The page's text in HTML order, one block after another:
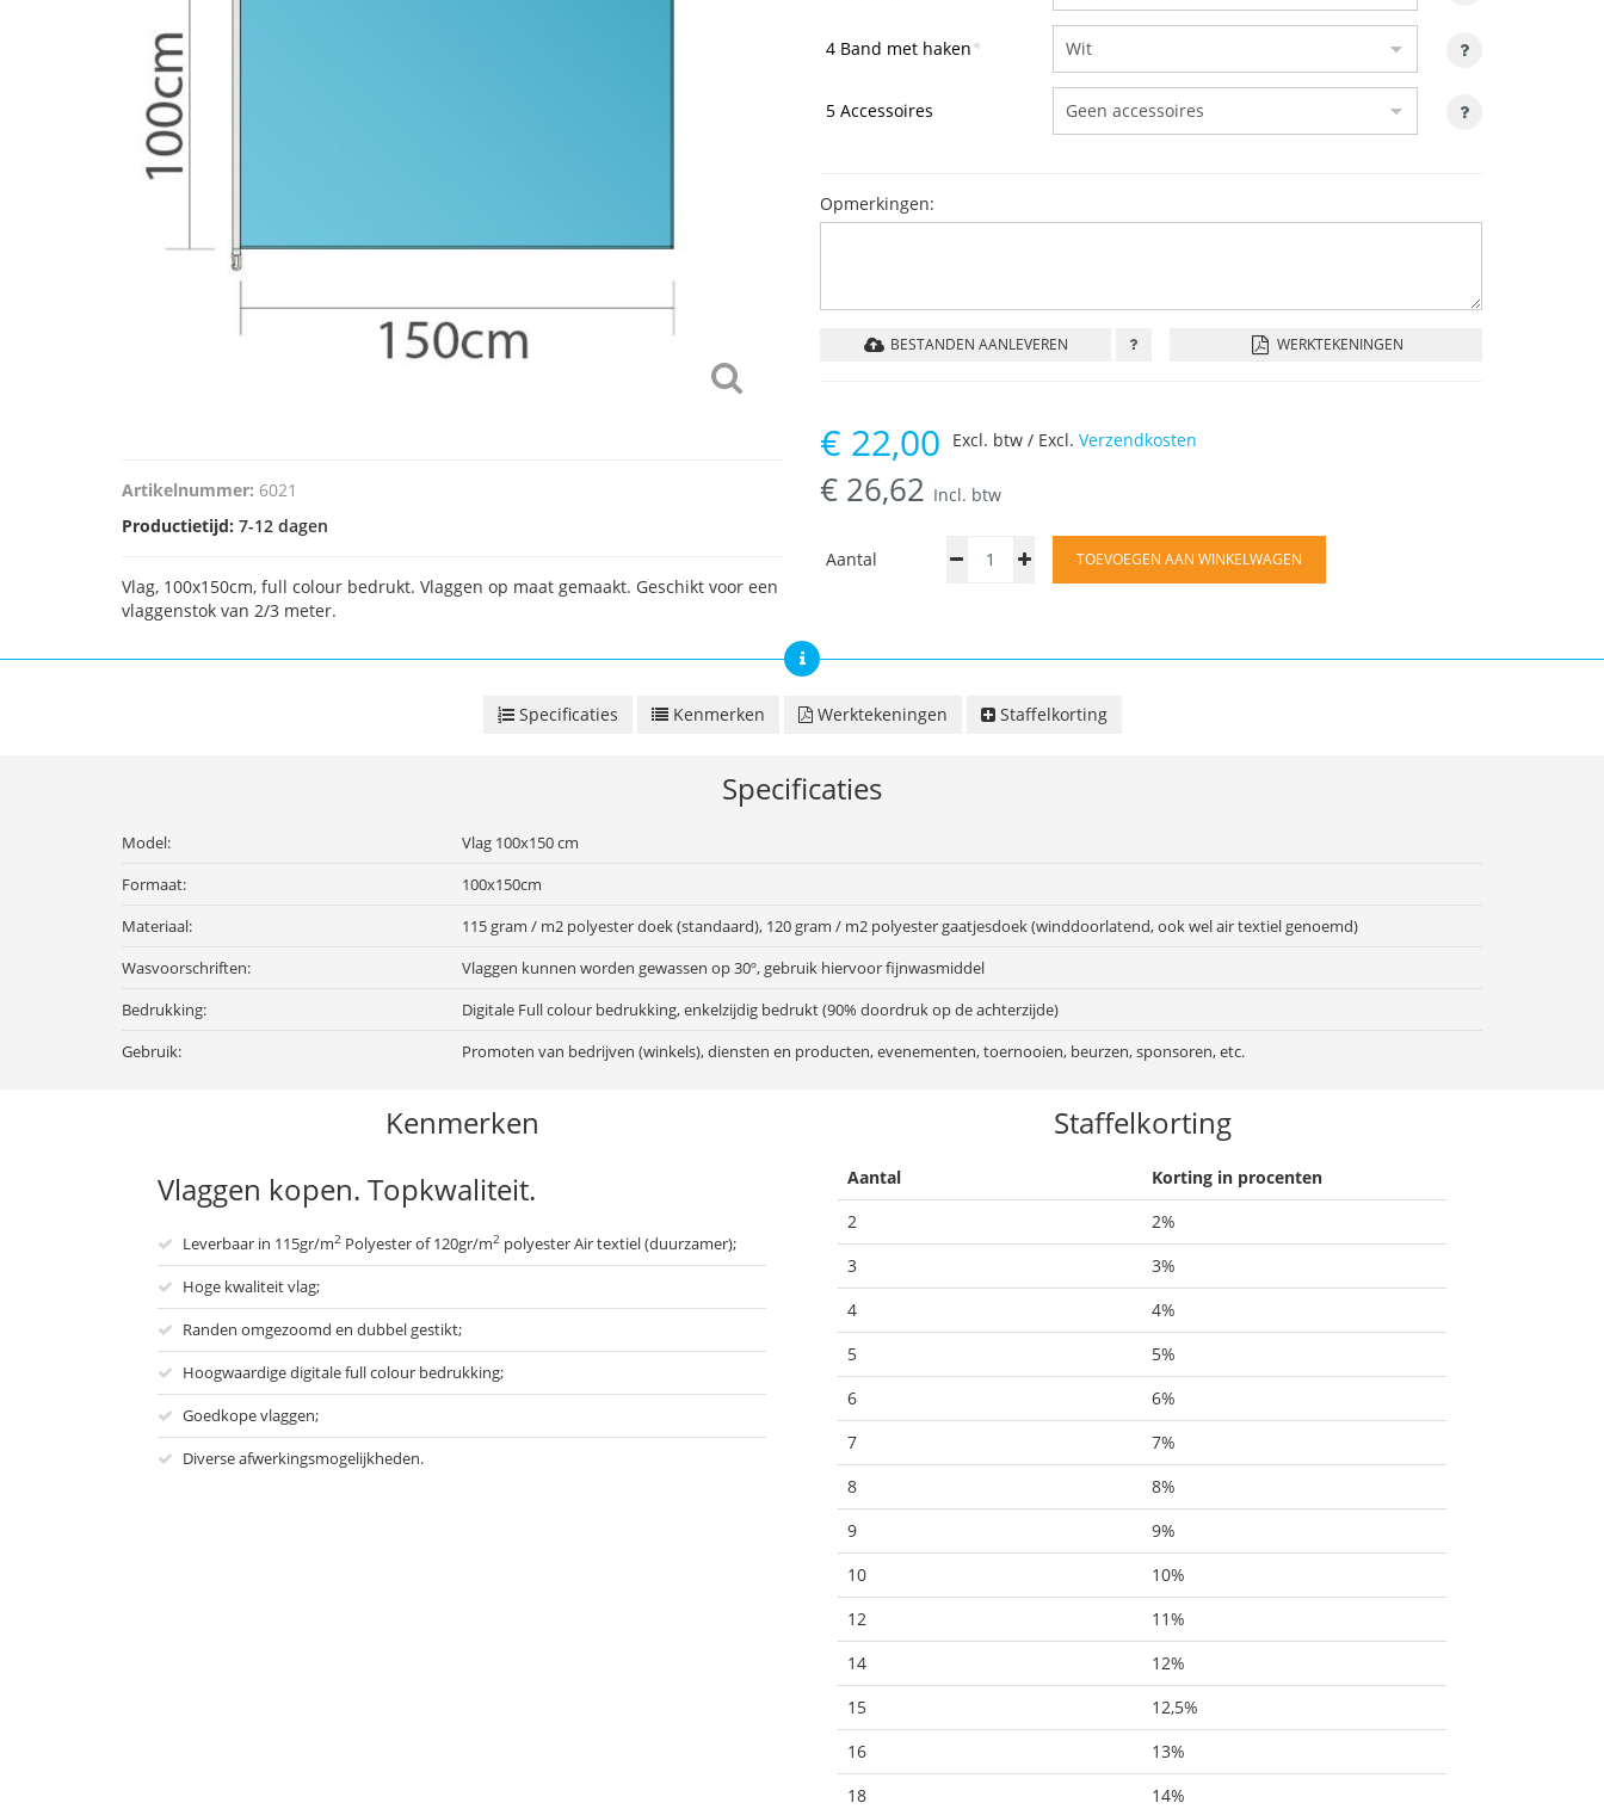
Artikelnummer: 6021
Productietijd: 7-12 dagen
Vlag, 100x150cm, full colour bedrukt. Vlaggen op maat gemaakt. Geschikt voor een
vlaggenstok van 2/3 meter.
4 Band met haken*
5 Accessoires
Opmerkingen:
BESTANDEN AANLEVEREN WERKTEKENINGEN
€ 22,00
€ 26,62 Incl. btw
Excl. btw / Excl. Verzendkosten
Aantal TOEVOEGEN AAN WINKELWAGEN
Specificaties Kenmerken Werktekeningen Staffelkorting
Specificaties
Model:
Vlag 100x150 cm
Formaat:
100x150cm
Materiaal:
115 gram / m2 polyester doek (standaard), 120 gram / m2 polyester gaatjesdoek (winddoorlatend, ook wel air textiel genoemd)
Wasvoorschriften:
Vlaggen kunnen worden gewassen op 30º, gebruik hiervoor fijnwasmiddel
Bedrukking:
Digitale Full colour bedrukking, enkelzijdig bedrukt (90% doordruk op de achterzijde)
Gebruik:
Promoten van bedrijven (winkels), diensten en producten, evenementen, toernooien, beurzen, sponsoren, etc.
Kenmerken
Vlaggen kopen. Topkwaliteit.
Leverbaar in 115gr/m2 Polyester of 120gr/m2 polyester Air textiel (duurzamer);
Hoge kwaliteit vlag;
Randen omgezoomd en dubbel gestikt;
Hoogwaardige digitale full colour bedrukking;
Goedkope vlaggen;
Diverse afwerkingsmogelijkheden.
Staffelkorting
Aantal
Korting in procenten
2
2%
3
3%
4
4%
5
5%
6
6%
7
7%
8
8%
9
9%
10
10%
12
11%
14
12%
15
12,5%
16
13%
18
14%